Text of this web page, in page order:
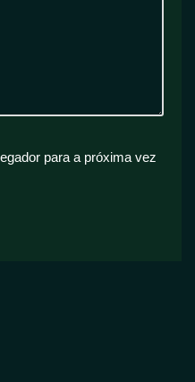
para a próxima vez